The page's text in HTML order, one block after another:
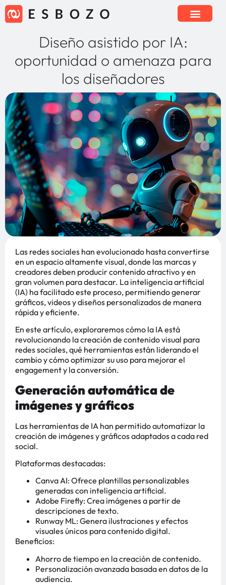
Diseño asistido por IA:
oportunidad o amenaza para
los diseñadores
Las redes sociales han evolucionado hasta convertirse
en un espacio altamente visual, donde las marcas y
creadores deben producir contenido atractivo y en
gran volumen para destacar. La inteligencia artificial
(IA) ha facilitado este proceso, permitiendo generar
gráficos, videos y diseños personalizados de manera
rápida y eficiente.
En este artículo, exploraremos cómo la IA está
revolucionando la creación de contenido visual para
redes sociales, qué herramientas están liderando el
cambio y cómo optimizar su uso para mejorar el
engagement y la conversión.
Generación automática de
imágenes y gráficos
Las herramientas de IA han permitido automatizar la
creación de imágenes y gráficos adaptados a cada red
social.
Plataformas destacadas:
Canva AI: Ofrece plantillas personalizables
generadas con inteligencia artificial.
Adobe Firefly: Crea imágenes a partir de
descripciones de texto.
Runway ML: Genera ilustraciones y efectos
visuales únicos para contenido digital.
Beneficios:
Ahorro de tiempo en la creación de contenido.
Personalización avanzada basada en datos de la
audiencia.